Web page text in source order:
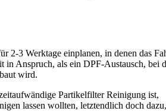
2-3 Werktage einplanen, in denen das
in Anspruch, als ein DPF-Austausch, bei
wird.
Partikelfilter Reinigung ist,
lassen wollten, letztendlich doch